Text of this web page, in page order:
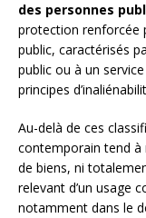
des personnes
protection renforcée
public, caractérisés
public ou à un
principes
Au-delà de ces
contemporain tend à
de biens, ni
relevant d’un usage
notamment dans le